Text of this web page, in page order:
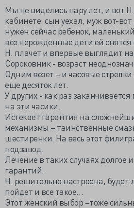
Мы не виделись пару лет, и вот
кабинете: сын уехал, муж вот-вот
нужен сейчас ребенок,
все нерожденные дети ей снятся
Н. плачет и впервые выглядит
Сороковник - возраст
Одним везет – и часовые
еще десяток лет.
У других - как раз
на эти часики.
Истекает гарантия на
механизмы – таинственные
шестиренки. На весь этот
подзавод.
Лечение в таких случаях долгое
гарантий.
Н. решительно настроена, будет
пойдет и все такое…
Этот женский выбор –тоже